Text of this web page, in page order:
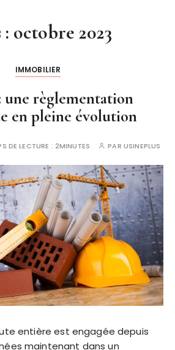
octobre 2023
IMMOBILIER
une règlementation
en pleine évolution
DE LECTURE : 2MINUTES PAR USINEPLUS
entière est engagée depuis
maintenant dans un